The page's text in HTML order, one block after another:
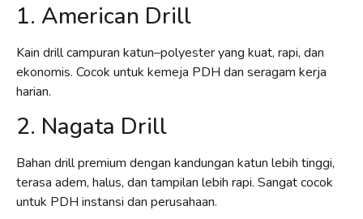
1. American Drill
Kain drill campuran katun–polyester yang kuat, rapi, dan
ekonomis. Cocok untuk kemeja PDH dan seragam kerja
harian.
2. Nagata Drill
Bahan drill premium dengan kandungan katun lebih tinggi,
terasa adem, halus, dan tampilan lebih rapi. Sangat cocok
untuk PDH instansi dan perusahaan.